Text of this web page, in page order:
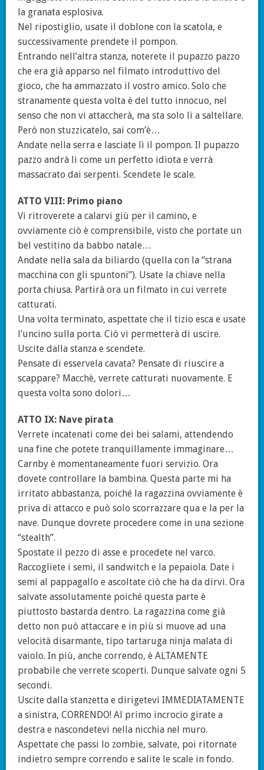
la granata esplosiva.
Nel ripostiglio, usate il doblone con la scatola, e
successivamente prendete il pompon.
Entrando nell’altra stanza, noterete il pupazzo pazzo
che era già apparso nel filmato introduttivo del
gioco, che ha ammazzato il vostro amico. Solo che
stranamente questa volta è del tutto innocuo, nel
senso che non vi attaccherà, ma sta solo li a saltellare.
Però non stuzzicatelo, sai com’è…
Andate nella serra e lasciate lì il pompon. Il pupazzo
pazzo andrà li come un perfetto idiota e verrà
massacrato dai serpenti. Scendete le scale.
ATTO VIII: Primo piano
Vi ritroverete a calarvi giù per il camino, e
ovviamente ciò è comprensibile, visto che portate un
bel vestitino da babbo natale…
Andate nella sala da biliardo (quella con la “strana
macchina con gli spuntoni”). Usate la chiave nella
porta chiusa. Partirà ora un filmato in cui verrete
catturati.
Una volta terminato, aspettate che il tizio esca e usate
l’uncino sulla porta. Ciò vi permetterà di uscire.
Uscite dalla stanza e scendete.
Pensate di esservela cavata? Pensate di riuscire a
scappare? Macchè, verrete catturati nuovamente. E
questa volta sono dolori…
ATTO IX: Nave pirata
Verrete incatenati come dei bei salami, attendendo
una fine che potete tranquillamente immaginare…
Carnby è momentaneamente fuori servizio. Ora
dovete controllare la bambina. Questa parte mi ha
irritato abbastanza, poiché la ragazzina ovviamente è
priva di attacco e può solo scorrazzare qua e la per la
nave. Dunque dovrete procedere come in una sezione
“stealth”.
Spostate il pezzo di asse e procedete nel varco.
Raccogliete i semi, il sandwitch e la pepaiola. Date i
semi al pappagallo e ascoltate ciò che ha da dirvi. Ora
salvate assolutamente poiché questa parte è
piuttosto bastarda dentro. La ragazzina come già
detto non può attaccare e in più si muove ad una
velocità disarmante, tipo tartaruga ninja malata di
vaiolo. In più, anche correndo, è ALTAMENTE
probabile che verrete scoperti. Dunque salvate ogni 5
secondi.
Uscite dalla stanzetta e dirigetevi IMMEDIATAMENTE
a sinistra, CORRENDO! Al primo incrocio girate a
destra e nascondetevi nella nicchia nel muro.
Aspettate che passi lo zombie, salvate, poi ritornate
indietro sempre correndo e salite le scale in fondo.